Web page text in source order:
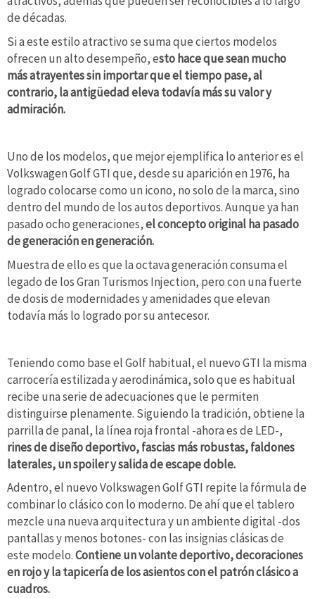
de décadas.
Si a este estilo atractivo se suma que ciertos modelos
ofrecen un alto desempeño, esto hace que sean mucho
más atrayentes sin importar que el tiempo pase, al
contrario, la antigüedad eleva todavía más su valor y
admiración.
Uno de los modelos, que mejor ejemplifica lo anterior es el
Volkswagen Golf GTI que, desde su aparición en 1976, ha
logrado colocarse como un icono, no solo de la marca, sino
dentro del mundo de los autos deportivos. Aunque ya han
pasado ocho generaciones,el concepto original ha pasado
de generación en generación.
Muestra de ello es que la octava generación consuma el
legado de los Gran Turismos Injection, pero con una fuerte
de dosis de modernidades y amenidades que elevan
todavía más lo logrado por su antecesor.
Teniendo como base el Golf habitual, el nuevo GTI la misma
carrocería estilizada y aerodinámica, solo que es habitual
recibe una serie de adecuaciones que le permiten
distinguirse plenamente. Siguiendo la tradición, obtiene la
parrilla de panal, la línea roja frontal -ahora es de LED-,
rines de diseño deportivo, fascias más robustas, faldones
laterales, un spoiler y salida de escape doble.
Adentro, el nuevo Volkswagen Golf GTI repite la fórmula de
combinar lo clásico con lo moderno. De ahí que el tablero
mezcle una nueva arquitectura y un ambiente digital -dos
pantallas y menos botones- con las insignias clásicas de
este modelo.Contiene un volante deportivo, decoraciones
en rojo y la tapicería de los asientos con el patrón clásico a
cuadros.